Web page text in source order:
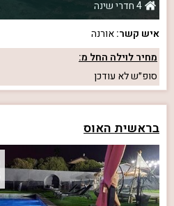
4 חדרי שינה
איש קשר:אורנה
מחיר לוילה החל מ:
סופ״שלא עודכן
בראשית האוס